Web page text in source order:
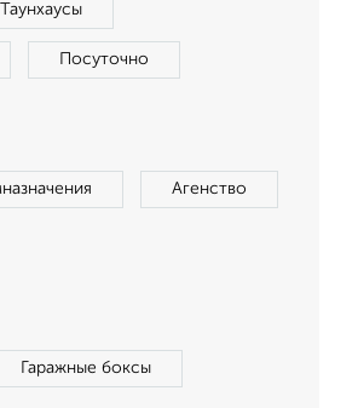
Таунхаусы
Посуточно
Агенство
Гаражные боксы